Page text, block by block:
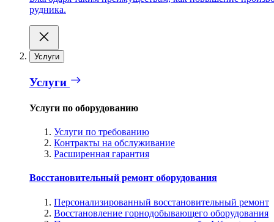
рудника.
Услуги
Услуги
Услуги по оборудованию
Услуги по требованию
Контракты на обслуживание
Расширенная гарантия
Восстановительный ремонт оборудования
Персонализированный восстановительный ремонт
Восстановление горнодобывающего оборудования